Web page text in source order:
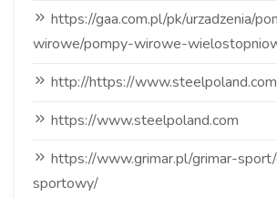
https://gaa.com.pl/pk/urzadzenia/
wirowe/pompy-wirowe-
http://https://www.steelpoland.com
https://www.steelpoland.com
https://www.grimar.pl/grimar-
sportowy/